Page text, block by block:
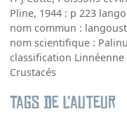
Pline, 1944 : p 223
nom commun :
nom scientifique :
classification Linnéenne
Crustacés
Tags de l’auteur